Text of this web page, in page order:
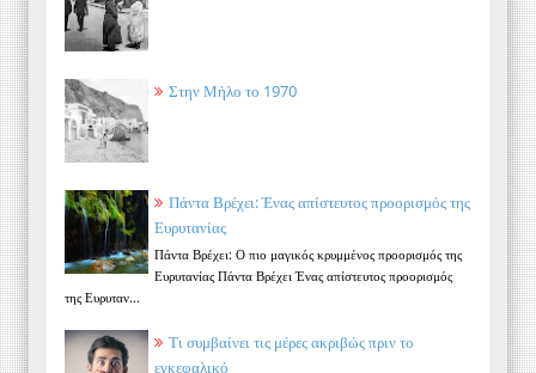
Στην Μήλο το 1970
Πάντα Βρέχει: Ένας απίστευτος προορισμός της
Ευρυτανίας
Πάντα Βρέχει: Ο πιο μαγικός κρυμμένος προορισμός της
Ευρυτανίας Πάντα Βρέχει Ένας απίστευτος προορισμός
της Ευρυταν...
Τι συμβαίνει τις μέρες ακριβώς πριν το
εγκεφαλικό